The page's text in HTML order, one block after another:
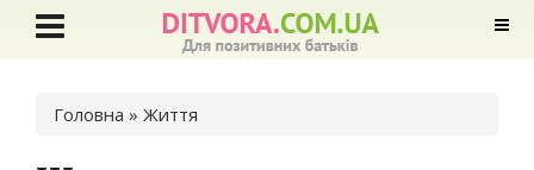
Ви є тут
Головна » Життя